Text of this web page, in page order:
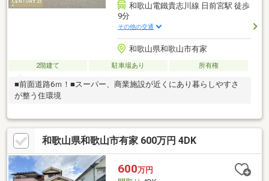
和歌山電鐵貴志川線 日前宮駅 徒歩
9分
その他の交通
和歌山県和歌山市有家
2階建て 駐車場あり 所有権
■前面道路6ｍ！■スーパー、商業施設が近くにあり暮らしやすさ
が整う住環境
和歌山県和歌山市有家 600万円 4DK
600万円